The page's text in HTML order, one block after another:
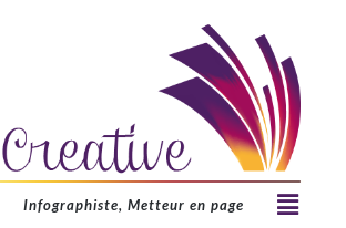
Infographiste, Metteur en page